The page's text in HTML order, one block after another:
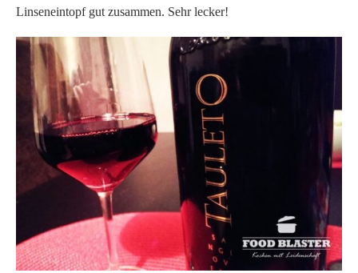
Linseneintopf gut zusammen. Sehr lecker!